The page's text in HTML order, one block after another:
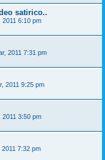
satirico..
2011 6:10 pm
2011 7:31 pm
2011 9:25 pm
2011 3:50 pm
7:32 pm